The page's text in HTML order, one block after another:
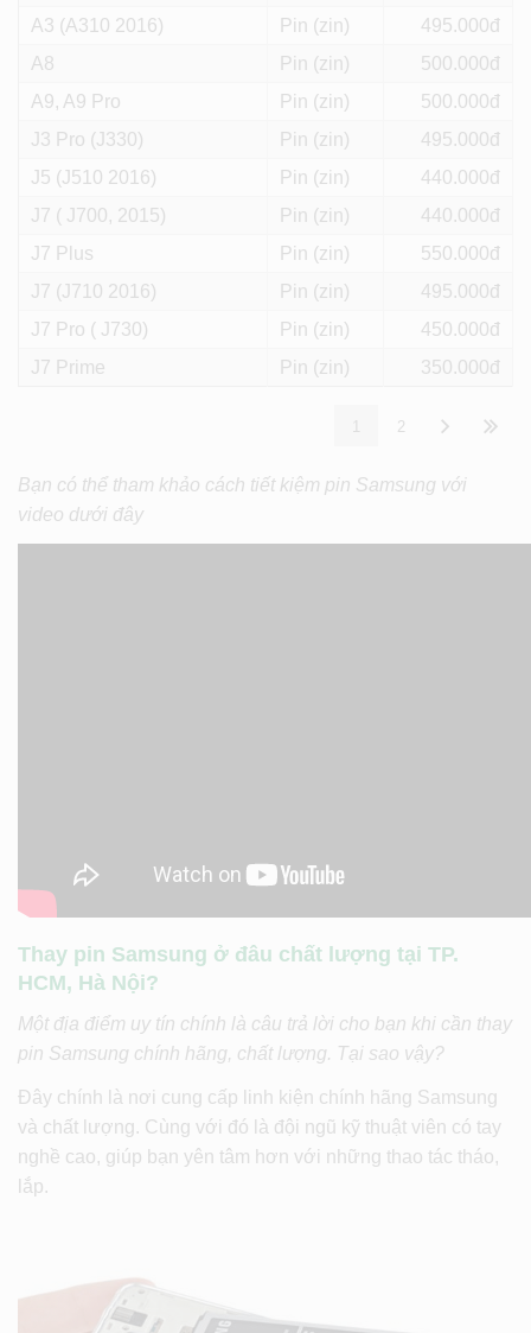
A3 (A310 2016) Pin (zin)
495
A8
Pin (zin)
500
A9, A9 Pro
Pin (zin)
500
J3 Pro (J330)
Pin (zin)
495
J5 (J510 2016)
Pin (zin)
440
J7 ( J700, 2015)
Pin (zin)
440
J7 Plus
Pin (zin)
550
J7 (J710 2016)
Pin (zin)
495
J7 Pro ( J730)
Pin (zin)
450
J7 Prime
Pin (zin) 350
2
Bạn có thể tham khảo cách tiết kiệm pin Samsung với
video dưới đây
Thay pin Samsung ở đâu chất lượng tại TP.
HCM, Hà Nội?
Một địa điểm uy tín chính là câu trả lời cho bạn khi cần thay
pin Samsung chính hãng, chất lượng. Tại sao vậy?
Đây chính là nơi cung cấp linh kiện chính hãng Samsung
và chất lượng. Cùng với đó là đội ngũ kỹ thuật viên có tay
nghề cao, giúp bạn yên tâm hơn với những thao tác tháo,
lắp.